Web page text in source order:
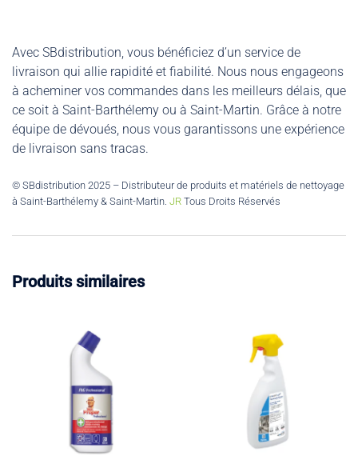
Avec SBdistribution, vous bénéficiez d’un service de
livraison qui allie rapidité et fiabilité. Nous nous engageons
à acheminer vos commandes dans les meilleurs délais, que
ce soit à Saint-Barthélemy ou à Saint-Martin. Grâce à notre
équipe de dévoués, nous vous garantissons une expérience
de livraison sans tracas.
© SBdistribution 2025 – Distributeur de produits et matériels de nettoyage
à Saint-Barthélemy & Saint-Martin. JR Tous Droits Réservés
Produits similaires